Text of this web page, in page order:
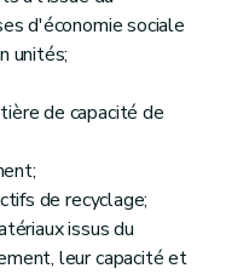
d'économie sociale
unités;
de capacité de
de recyclage;
issus du
leur capacité et